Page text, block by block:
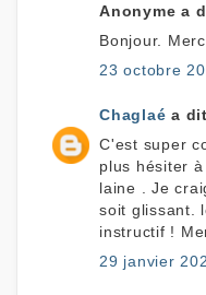
Anonyme a
Bonjour.
23 octobre
Chaglaé a
C'est super
plus hésiter
laine . Je
soit glissant.
instructif !
29 janvier